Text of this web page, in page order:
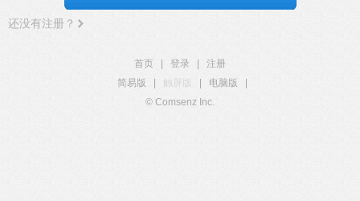
还没有注册？
首页 登录
注册
简易版
触屏版 电脑版
© Comsenz Inc.